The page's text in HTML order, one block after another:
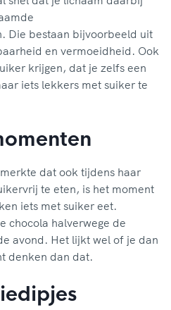
Die bestaan bijvoorbeeld uit
en vermoeidheid. Ook
krijgen, dat je zelfs een
iets lekkers met suiker te
dat ook tijdens haar
te eten, is het moment
iets met suiker eet.
chocola halverwege de
avond. Het lijkt wel of je dan
denken dan dat.